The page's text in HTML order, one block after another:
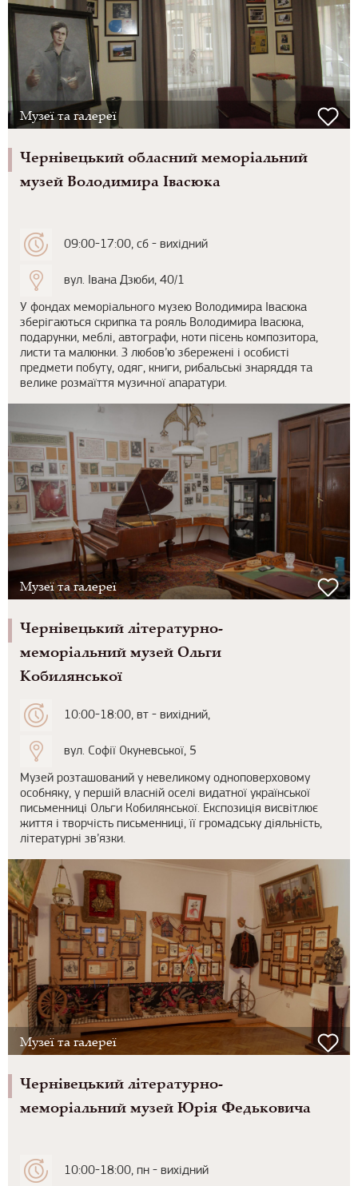
Музеї та галереї
Чернівецький обласний меморіальний
музей Володимира Івасюка
09:00-17:00, сб - вихідний
вул. Івана Дзюби, 40/1
У фондах меморіального музею Володимира Івасюка
зберігаються скрипка та рояль Володимира Івасюка,
подарунки, меблі, автографи, ноти пісень композитора,
листи та малюнки. З любов’ю збережені і особисті
предмети побуту, одяг, книги, рибальські знаряддя та
велике розмаїття музичної апаратури.
Музеї та галереї
Чернівецький літературно-
меморіальний музей Ольги
Кобилянської
10:00-18:00, вт - вихідний,
вул. Софії Окуневської, 5
Музей розташований у невеликому одноповерховому
особняку, у першій власній оселі видатної української
письменниці Ольги Кобилянської. Експозиція висвітлює
життя і творчість письменниці, її громадську діяльність,
літературні зв’язки.
Музеї та галереї
Чернівецький літературно-
меморіальний музей Юрія Федьковича
10:00-18:00, пн - вихідний